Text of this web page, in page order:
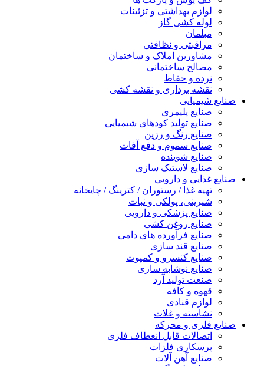
لوازم بهداشتی و تزئینات
لوله کشی گاز
مبلمان
مراقبتی و نظافتی
مشاورین املاک و ساختمان
مصالح ساختمانی
نرده و حفاظ
نقشه برداری و نقشه کشی
صنایع شیمیایی
صنایع پلیمری
صنایع تولید کودهای شیمیایی
صنایع رنگ و رزین
صنایع سموم و دفع آفات
صنایع شوینده
صنایع لاستیک سازی
صنایع غذایی و دارویی
تهیه غذا / رستوران / کترینگ / چایخانه
شیرینی، پولکی و نبات
صنایع پزشکی و دارویی
صنایع روغن کشی
صنایع فرآورده های دامی
صنایع قند سازی
صنایع کنسرو و کمپوت
صنایع نوشابه سازی
صنعت تولید آرد
قهوه و کافه
لوازم قنادی
نشاسته و غلات
صنایع فلزی و محرکه
اتصالات قابل انعطاف فلزی
پرسکاری فلزات
صنایع آهن آلات